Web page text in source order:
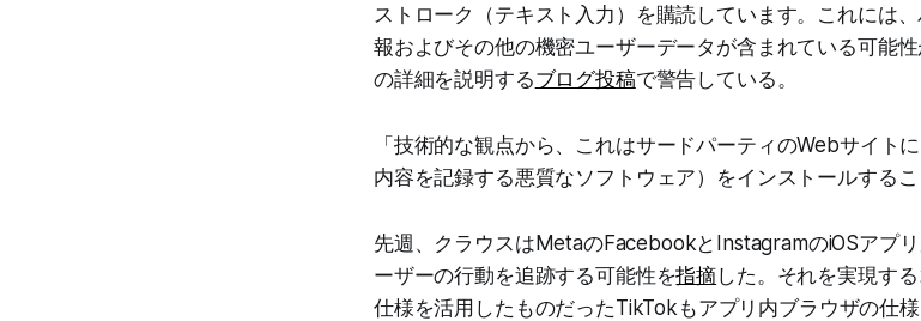
ストローク（テキスト入力）を購読しています。これには
報およびその他の機密ユーザーデータが含まれている可能
の詳細を説明するブログ投稿で警告している。
「技術的な観点から、これはサードパーティのWebサイト
内容を記録する悪質なソフトウェア）をインストールするこ
先週、クラウスはMetaのFacebookとInstagramのiOSアプ
ーザーの行動を追跡する可能性を指摘した。それを実現す
仕様を活用したものだったTikTokもアプリ内ブラウザの仕